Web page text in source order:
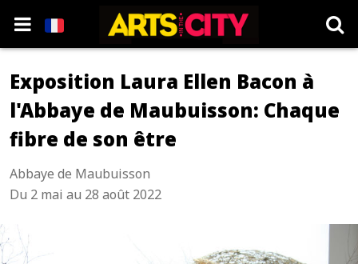
Exposition Laura Ellen Bacon à
l'Abbaye de Maubuisson: Chaque
fibre de son être
Abbaye de Maubuisson
Du 2 mai au 28 août 2022